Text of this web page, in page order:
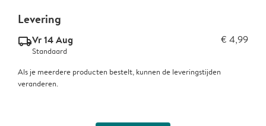
Levering
delivery_standard_v2Vr 14 Aug € 4,99
Standaard
Als je meerdere producten bestelt, kunnen de leveringstijden
veranderen.